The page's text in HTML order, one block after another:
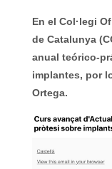
En el Col·legi
de Catalunya
anual teórico-
implantes, por
Ortega.